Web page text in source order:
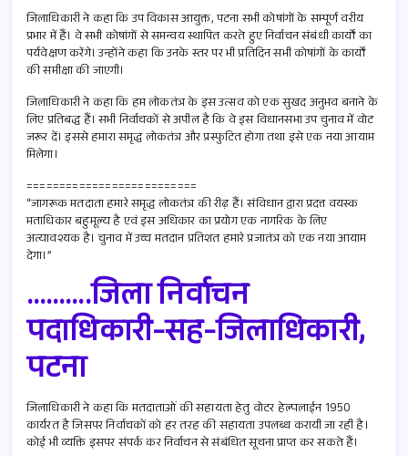
जिलाधिकारी ने कहा कि उप विकास आयुक्त, पटना सभी कोषांगों के सम्पूर्ण वरीय
प्रभार में हैं। वे सभी कोषांगों से समन्वय स्थापित करते हुए निर्वाचन संबंधी कार्यों का
पर्यवेक्षण करेंगे। उन्होंने कहा कि उनके स्तर पर भी प्रतिदिन सभी कोषांगों के कार्यों
की समीक्षा की जाएगी।
जिलाधिकारी ने कहा कि हम लोकतंत्र के इस उत्सव को एक सुखद अनुभव बनाने के
लिए प्रतिबद्ध हैं। सभी निर्वाचकों से अपील है कि वे इस विधानसभा उप चुनाव में वोट
जरूर दें। इससे हमारा समृद्ध लोकतंत्र और प्रस्फुटित होगा तथा इसे एक नया आयाम
मिलेगा।
==========================
“जागरूक मतदाता हमारे समृद्ध लोकतंत्र की रीढ़ हैं। संविधान द्वारा प्रदत्त वयस्क
मताधिकार बहुमूल्य है एवं इस अधिकार का प्रयोग एक नागरिक के लिए
अत्यावश्यक है। चुनाव में उच्च मतदान प्रतिशत हमारे प्रजातंत्र को एक नया आयाम
देगा।”
……….जिला निर्वाचन
पदाधिकारी-सह-जिलाधिकारी,
पटना
जिलाधिकारी ने कहा कि मतदाताओं की सहायता हेतु वोटर हेल्पलाईन 1950
कार्यरत है जिसपर निर्वाचकों को हर तरह की सहायता उपलब्ध करायी जा रही है।
कोई भी व्यक्ति इसपर संपर्क कर निर्वाचन से संबंधित सूचना प्राप्त कर सकते हैं।